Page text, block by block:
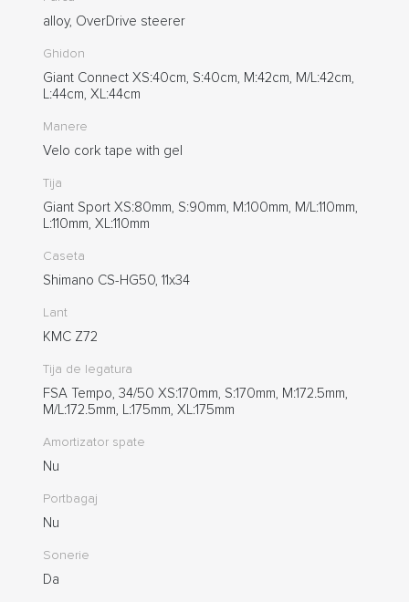
alloy, OverDrive steerer
Ghidon
Giant Connect XS:40cm, S:40cm, M:42cm, M/L:42cm,
L:44cm, XL:44cm
Manere
Velo cork tape with gel
Tija
Giant Sport XS:80mm, S:90mm, M:100mm, M/L:110mm,
L:110mm, XL:110mm
Caseta
Shimano CS-HG50, 11x34
Lant
KMC Z72
Tija de legatura
FSA Tempo, 34/50 XS:170mm, S:170mm, M:172.5mm,
M/L:172.5mm, L:175mm, XL:175mm
Amortizator spate
Nu
Portbagaj
Nu
Sonerie
Da